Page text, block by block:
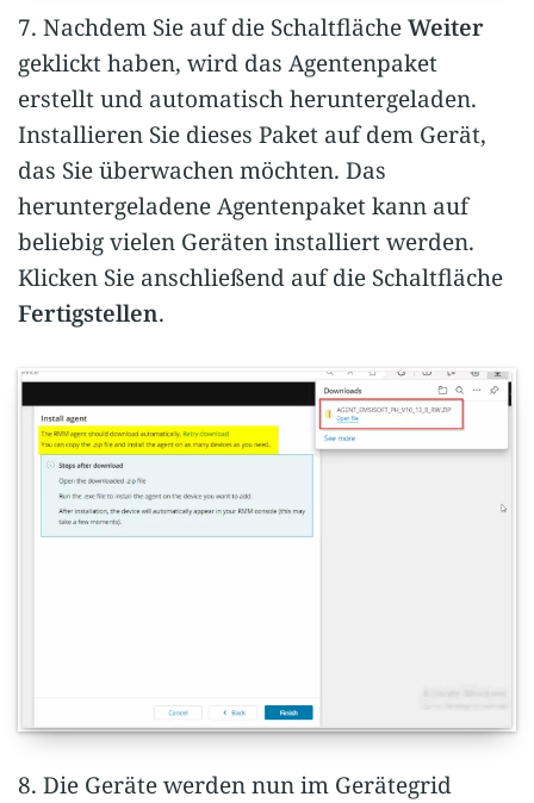
7. Nachdem Sie auf die SchaltflächeWeiter
geklickt haben, wird das Agentenpaket
erstellt und automatisch heruntergeladen.
Installieren Sie dieses Paket auf dem Gerät,
das Sie überwachen möchten. Das
heruntergeladene Agentenpaket kann auf
beliebig vielen Geräten installiert werden.
Klicken Sie anschließend auf die Schaltfläche
Fertigstellen.
8. Die Geräte werden nun im Gerätegrid